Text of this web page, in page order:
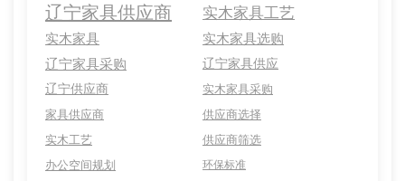
辽宁家具供应商 实木家具工艺
实木家具
实木家具选购
辽宁家具采购
辽宁家具供应
辽宁供应商
实木家具采购
家具供应商
供应商选择
实木工艺
供应商筛选
办公空间规划
环保标准